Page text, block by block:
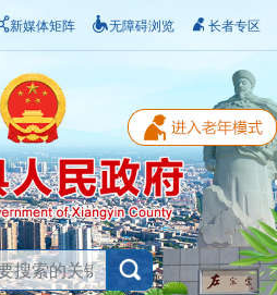
新媒体矩阵 无障碍浏览 长者专区